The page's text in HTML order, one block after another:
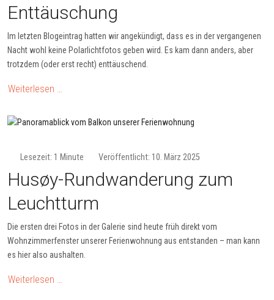
Enttäuschung
Im letzten Blogeintrag hatten wir angekündigt, dass es in der vergangenen
Nacht wohl keine Polarlichtfotos geben wird. Es kam dann anders, aber
trotzdem (oder erst recht) enttäuschend.
Weiterlesen …
Lesezeit: 1 Minute Veröffentlicht: 10. März 2025
Husøy-Rund­wan­de­rung zum
Leucht­turm
Die ersten drei Fotos in der Galerie sind heute früh direkt vom
Wohnzimmerfenster unserer Ferienwohnung aus entstanden – man kann
es hier also aushalten.
Weiterlesen …